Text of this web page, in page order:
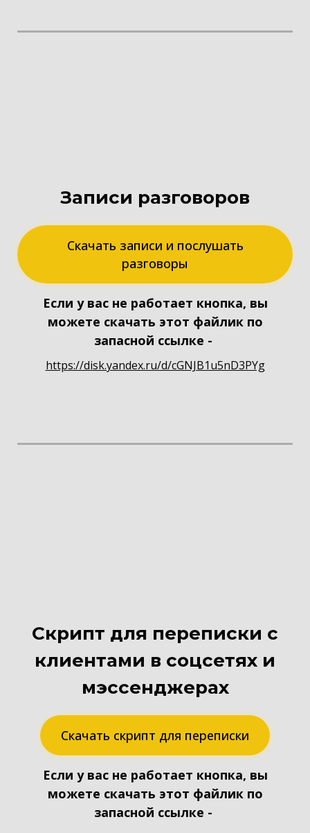
Записи разговоров
Скачать записи и послушать
разговоры
Если у вас не работает кнопка, вы
можете скачать этот файлик по
запасной ссылке -
https://disk.yandex.ru/d/cGNJB1u5nD3PYg
Скрипт для переписки с
клиентами в соцсетях и
мэссенджерах
Скачать скрипт для переписки
Если у вас не работает кнопка, вы
можете скачать этот файлик по
запасной ссылке -